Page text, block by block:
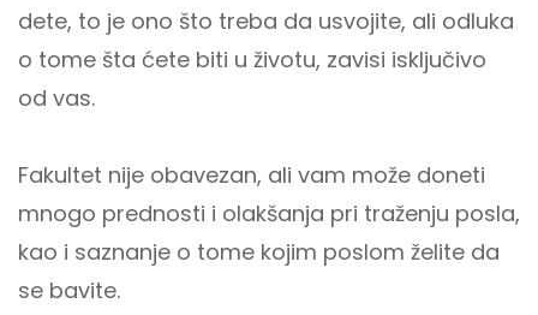
dete, to je ono što treba da usvojite, ali odluka
o tome šta ćete biti u životu, zavisi isključivo
od vas.
Fakultet nije obavezan, ali vam može doneti
mnogo prednosti i olakšanja pri traženju posla,
kao i saznanje o tome kojim poslom želite da
se bavite.